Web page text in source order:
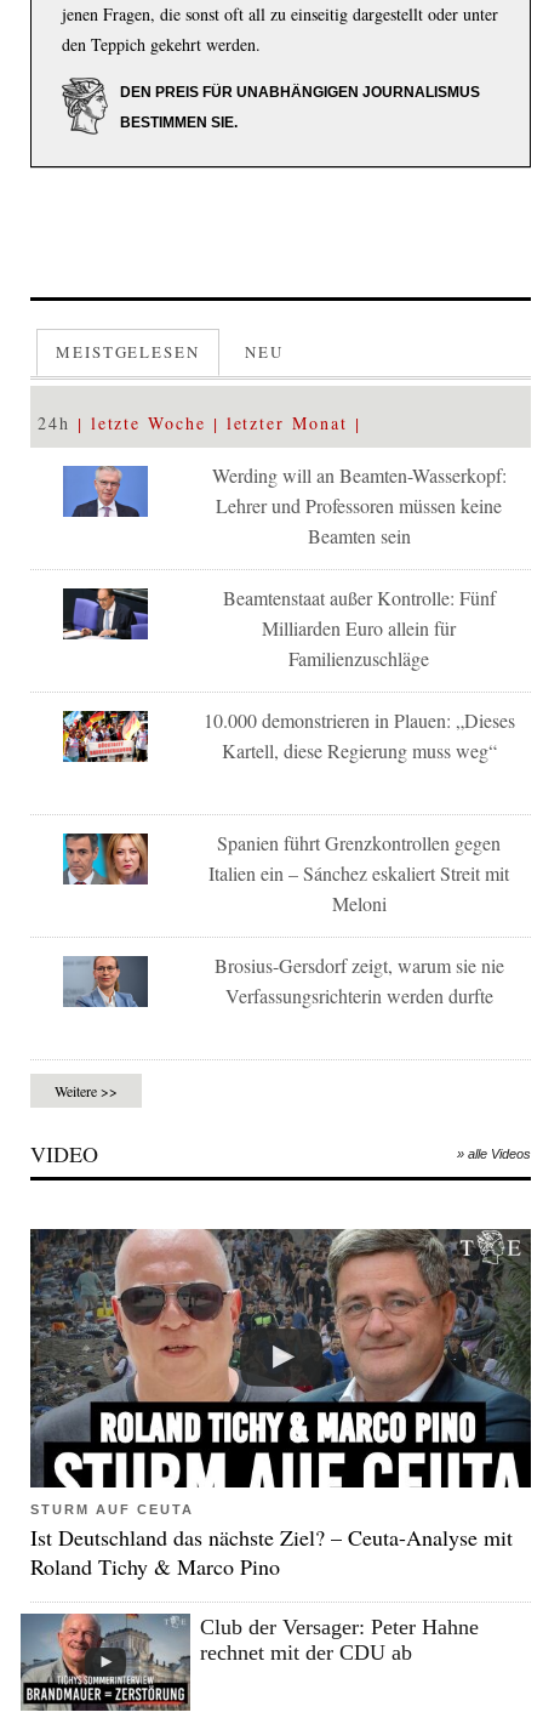
jenen Fragen, die sonst oft all zu einseitig dargestellt oder unter
den Teppich gekehrt werden.
DEN PREIS FÜR UNABHÄNGIGEN JOURNALISMUS
BESTIMMEN SIE.
MEISTGELESEN NEU
24h letzte Woche letzter Monat
Werding will an Beamten-Wasserkopf:
Lehrer und Professoren müssen keine
Beamten sein
Beamtenstaat außer Kontrolle: Fünf
Milliarden Euro allein für
Familienzuschläge
10.000 demonstrieren in Plauen: „Dieses
Kartell, diese Regierung muss weg“
Spanien führt Grenzkontrollen gegen
Italien ein – Sánchez eskaliert Streit mit
Meloni
Brosius-Gersdorf zeigt, warum sie nie
Verfassungsrichterin werden durfte
Weitere >>
VIDEO » alle Videos
STURM AUF CEUTA
Ist Deutschland das nächste Ziel? – Ceuta-Analyse mit
Roland Tichy & Marco Pino
Club der Versager: Peter Hahne
rechnet mit der CDU ab